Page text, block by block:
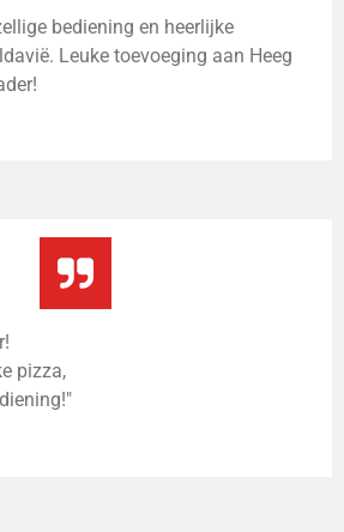
bediening en heerlijke
Leuke toevoeging aan Heeg
pizza,